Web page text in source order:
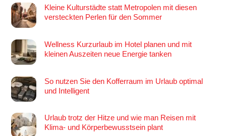
Kleine Kulturstädte statt Metropolen mit diesen
versteckten Perlen für den Sommer
Wellness Kurzurlaub im Hotel planen und mit
kleinen Auszeiten neue Energie tanken
So nutzen Sie den Kofferraum im Urlaub optimal
und Intelligent
Urlaub trotz der Hitze und wie man Reisen mit
Klima- und Körperbewusstsein plant